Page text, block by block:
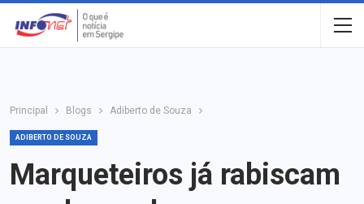
Principal Blogs Adiberto de Souza
ADIBERTO DE SOUZA
Marqueteiros já rabiscam